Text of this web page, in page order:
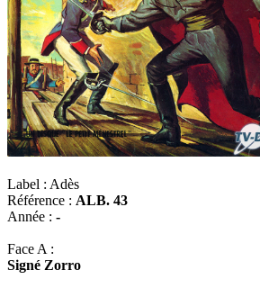
Label : Adès
Référence : ALB. 43
Année : -
Face A :
Signé Zorro